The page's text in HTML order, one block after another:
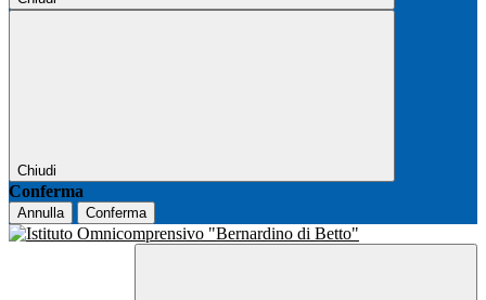
Chiudi
Conferma
Annulla Conferma